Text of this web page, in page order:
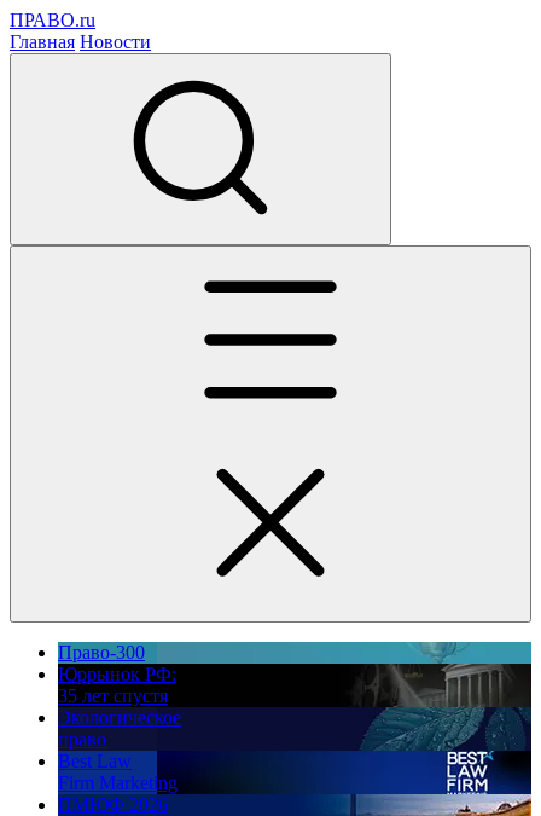
ПРАВО.ru
Главная Новости
Право-300
Юррынок РФ:
35 лет спустя
Экологическое
право
Best Law
Firm Marketing
ПМЮФ 2026